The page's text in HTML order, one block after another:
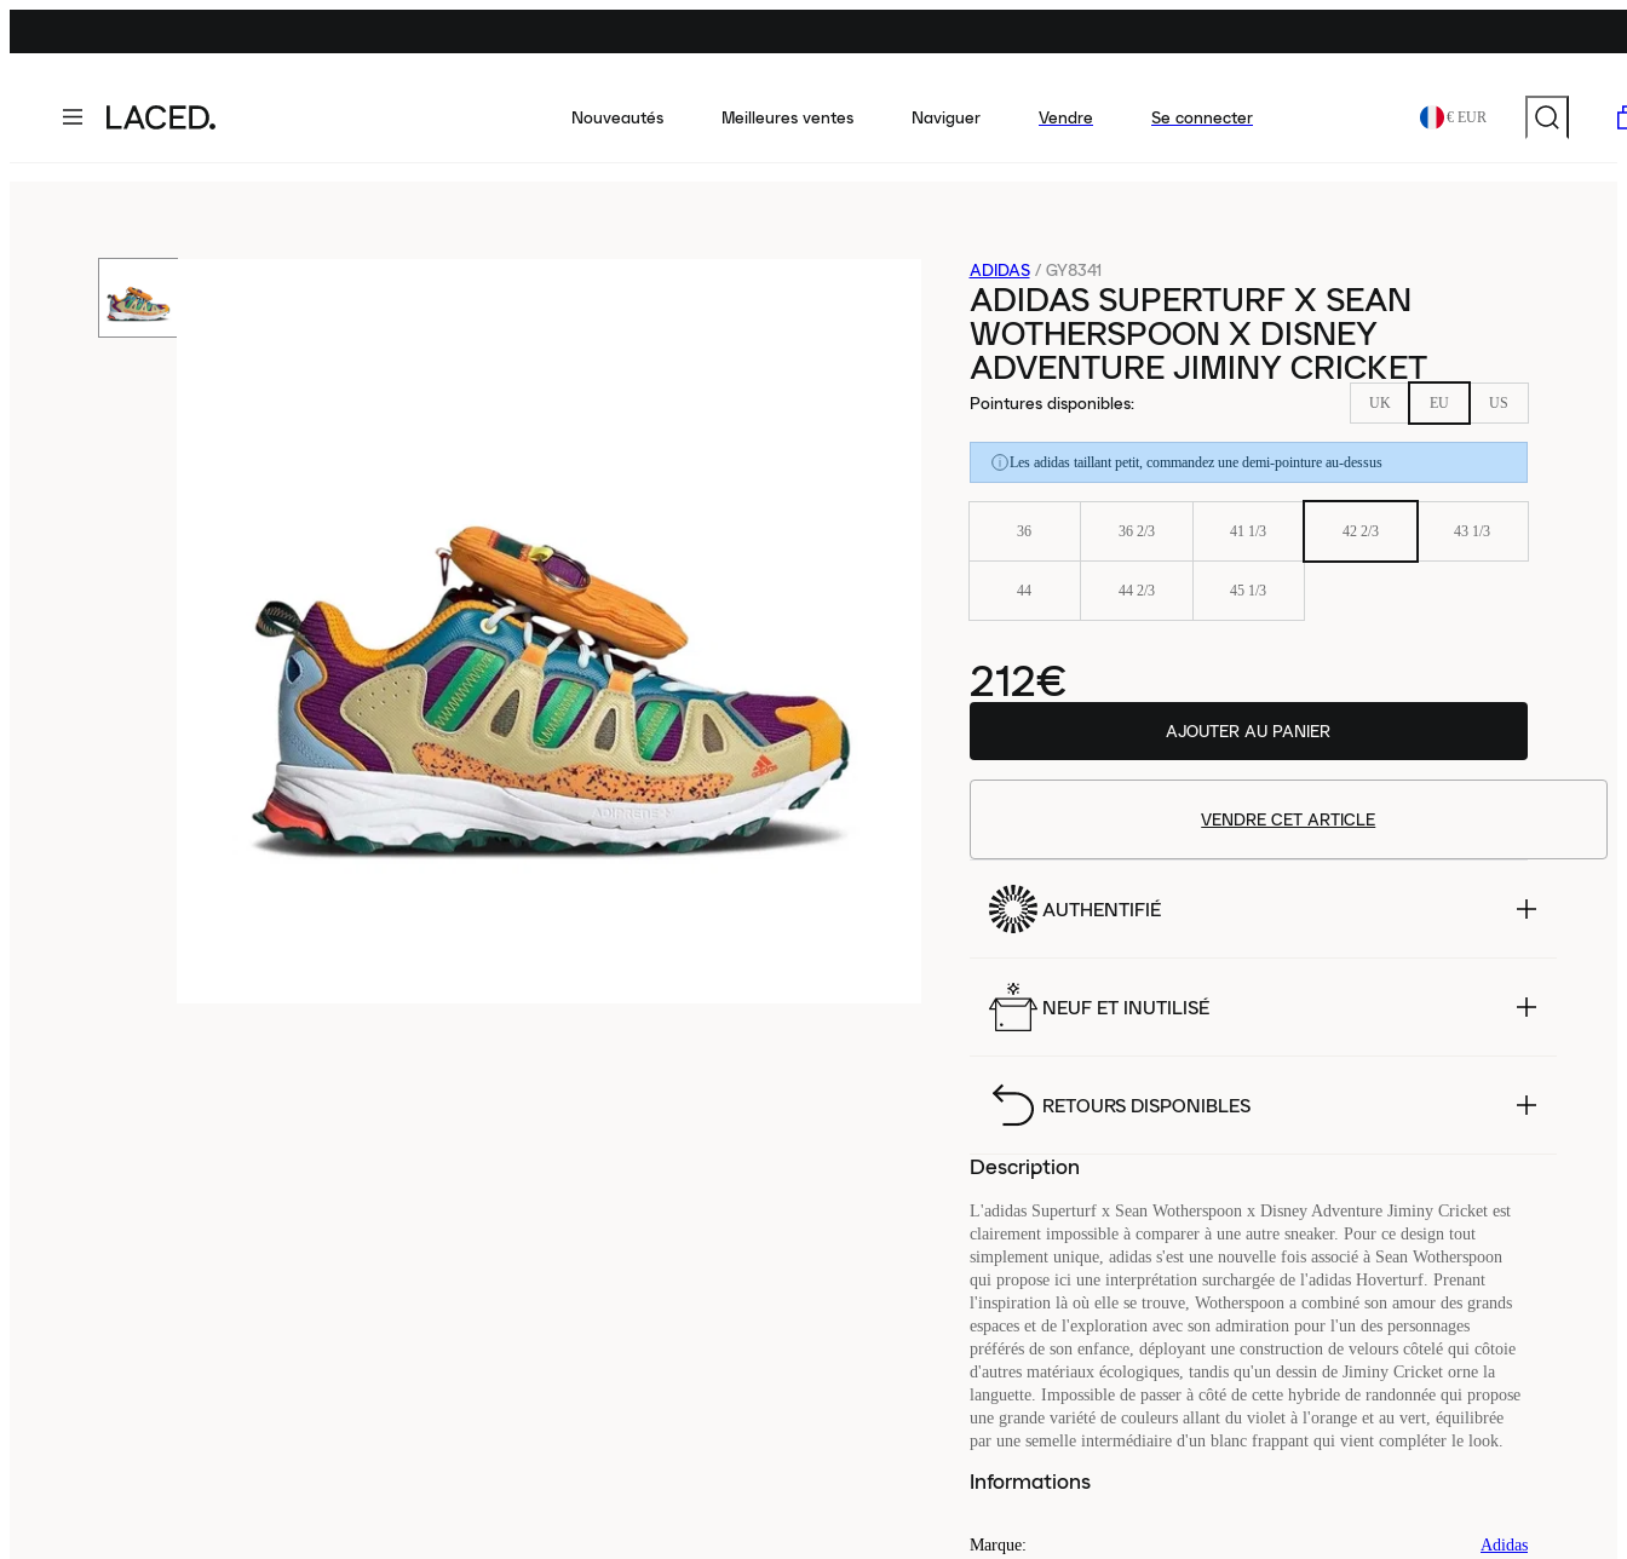
Nouveautés Meilleures ventes Naviguer Vendre Se connecter € EUR
ADIDAS / GY8341
ADIDAS SUPERTURF X SEAN
WOTHERSPOON X DISNEY
ADVENTURE JIMINY CRICKET
Pointures disponibles: UK EU US
Les adidas taillant petit, commandez une demi-pointure au-dessus
36 36 2/3 41 1/3 42 2/3 43 1/3
44 44 2/3 45 1/3
212€
AJOUTER AU PANIER
VENDRE CET ARTICLE
AUTHENTIFIÉ
NEUF ET INUTILISÉ
RETOURS DISPONIBLES
Description
L'adidas Superturf x Sean Wotherspoon x Disney Adventure Jiminy Cricket est
clairement impossible à comparer à une autre sneaker. Pour ce design tout
simplement unique, adidas s'est une nouvelle fois associé à Sean Wotherspoon
qui propose ici une interprétation surchargée de l'adidas Hoverturf. Prenant
l'inspiration là où elle se trouve, Wotherspoon a combiné son amour des grands
espaces et de l'exploration avec son admiration pour l'un des personnages
préférés de son enfance, déployant une construction de velours côtelé qui côtoie
d'autres matériaux écologiques, tandis qu'un dessin de Jiminy Cricket orne la
languette. Impossible de passer à côté de cette hybride de randonnée qui propose
une grande variété de couleurs allant du violet à l'orange et au vert, équilibrée
par une semelle intermédiaire d'un blanc frappant qui vient compléter le look.
Informations
Marque: Adidas